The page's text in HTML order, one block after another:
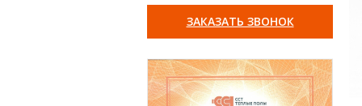
ЗАКАЗАТЬ ЗВОНОК